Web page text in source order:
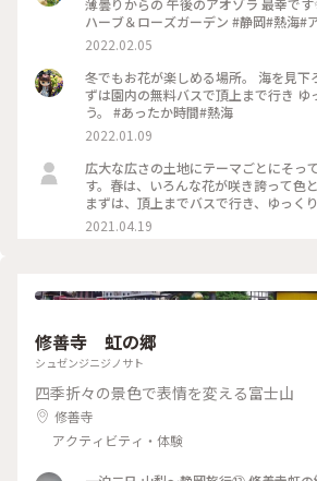
ハーブ＆ローズガーデン #静岡#熱海#アカオハーブ＆ローズガ
ーデン#あたみ桜#海#空#絶景
2022.02.05
冬でもお花が楽しめる場所。 海を見下
ずは園内の無料バスで頂上まで行き ゆ
う。 #あったか時間#熱海
2022.01.09
広大な広さの土地にテーマごとにそっ
す。春は、いろんな花が咲き誇って色
まずは、頂上までバスで行き、ゆっく
めです。 #花を愉しむ #ガーデン #熱海 #フォトコン #コ
ンテスト
2021.04.19
修善寺 虹の郷
シュゼンジニジノサト
四季折々の景色で表情を変える富士山
修善寺
アクティビティ・体験